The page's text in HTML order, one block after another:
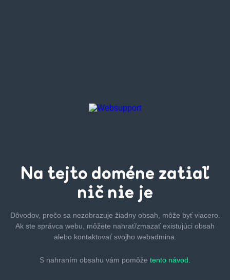
Na tejto doméne zatiaľ
nič nie je
Dôvodov, prečo sa nezobrazuje žiadny obsah, môže byťviacero.
Ak ste správca webu, môžete nahrať/zmazaťexistujúci obsah
alebo kontaktovať svojho webadmina.
S nahraním obsahu vám pomôže tento návod.